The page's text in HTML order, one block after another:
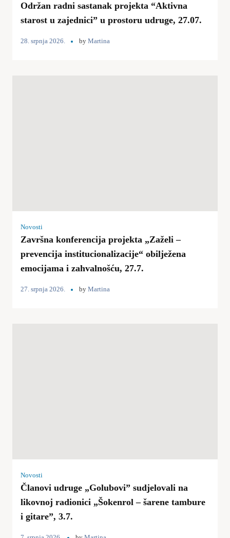
Održan radni sastanak projekta “Aktivna
starost u zajednici” u prostoru udruge, 27.07.
28. srpnja 2026. by Martina
Novosti
Završna konferencija projekta „Zaželi –
prevencija institucionalizacije“ obilježena
emocijama i zahvalnošću, 27.7.
27. srpnja 2026. by Martina
Novosti
Članovi udruge „Golubovi” sudjelovali na
likovnoj radionici „Šokenrol – šarene tambure
i gitare”, 3.7.